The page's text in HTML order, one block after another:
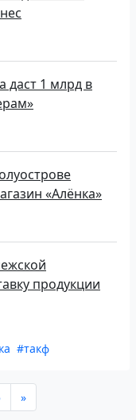
даст 1 млрд в
«Алёнка»
продукции
#такф
»